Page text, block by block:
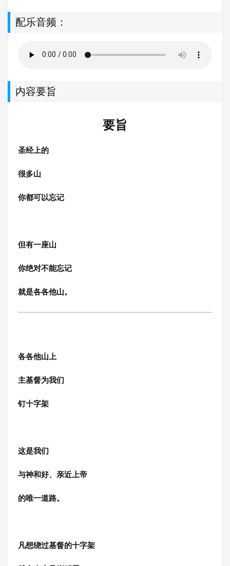
配乐音频：
内容要旨
要旨
圣经上的
很多山
你都可以忘记
但有一座山
你绝对不能忘记
就是各各他山。
各各他山上
主基督为我们
钉十字架
这是我们
与神和好、亲近上帝
的唯一道路。
凡想绕过基督的十字架